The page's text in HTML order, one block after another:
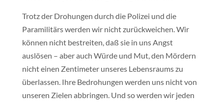
Trotz der Drohungen durch die Polizei und die
Paramilitärs werden wir nicht zurückweichen. Wir
können nicht bestreiten, daß sie in uns Angst
auslösen – aber auch Würde und Mut, den Mördern
nicht einen Zentimeter unseres Lebensraums zu
überlassen. Ihre Bedrohungen werden uns nicht von
unseren Zielen abbringen. Und so werden wir jeden